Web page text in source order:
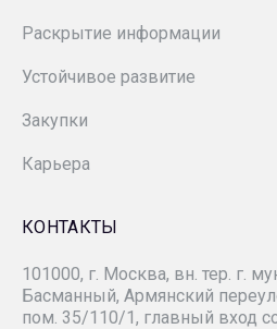
КОНТАКТЫ
101000, г. Москва, вн. тер. г.
Басманный, Армянский
пом. 35/110/1, главный вход
Раскрытие информации
Устойчивое развитие
Закупки
Карьера
«Гипровостокнефть»
«ЗН Север»
«ЗАРУБЕЖНЕФТЬ-добыча